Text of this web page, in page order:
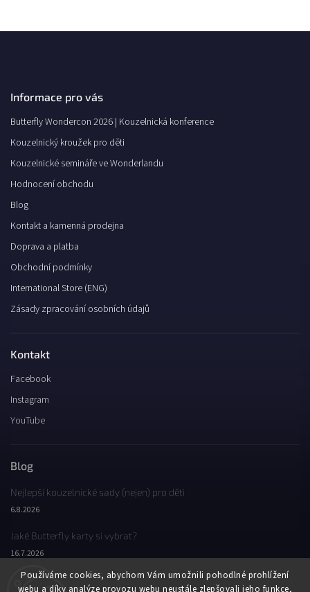
Používáme cookies, abychom Vám umožnili pohodlné prohlížení
webu a díky analýze provozu webu neustále zlepšovali jeho funkce,
Informace pro vás
Butterfly Wondercon 2026 | Kouzelnická konference
Kouzelnický kroužek pro děti
Kouzelnické semináře ve Wonderlandu
Hodnocení obchodu
Blog
Kontakt a kamenná prodejna
Doprava a platba
Obchodní podmínky
International Store (ENG)
Zásady zpracování osobních údajů
Kontakt
Facebook
Instagram
YouTube
Blog
Nejlepší kouzelnické sady (nejen) pro děti
6.8.2026
Jaké Butterfly karty si vybrat?
16.7.2026
Jaký byl Butterfly Wondercon 2025?